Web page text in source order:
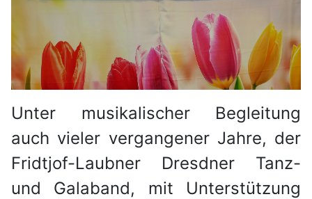
Unter musikalischer Begleitung
auch vieler vergangener Jahre, der
Fridtjof-Laubner Dresdner Tanz-
und Galaband, mit Unterstützung